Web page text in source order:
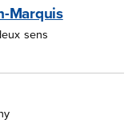
Marquis
sens